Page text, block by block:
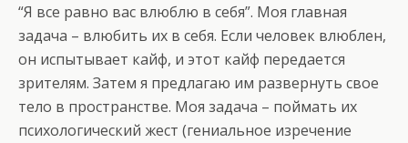
“Я все равно вас влюблю в себя”. Моя главная
задача – влюбить их в себя. Если человек влюблен,
он испытывает кайф, и этот кайф передается
зрителям. Затем я предлагаю им развернуть свое
тело в пространстве. Моя задача – поймать их
психологический жест (гениальное изречение